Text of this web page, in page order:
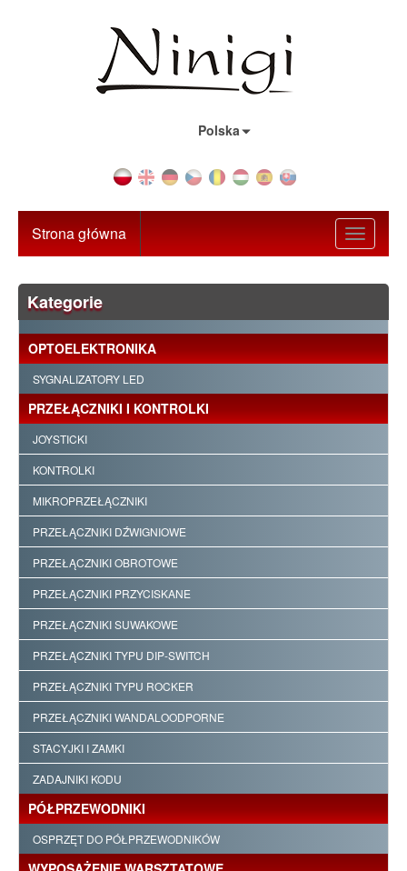
Polska
Toggle
Strona główna
Kategorie
OPTOELEKTRONIKA
SYGNALIZATORY LED
PRZEŁĄCZNIKI I KONTROLKI
JOYSTICKI
KONTROLKI
MIKROPRZEŁĄCZNIKI
PRZEŁĄCZNIKI DŹWIGNIOWE
PRZEŁĄCZNIKI OBROTOWE
PRZEŁĄCZNIKI PRZYCISKANE
PRZEŁĄCZNIKI SUWAKOWE
PRZEŁĄCZNIKI TYPU DIP-SWITCH
PRZEŁĄCZNIKI TYPU ROCKER
PRZEŁĄCZNIKI WANDALOODPORNE
STACYJKI I ZAMKI
ZADAJNIKI KODU
PÓŁPRZEWODNIKI
OSPRZĘT DO PÓŁPRZEWODNIKÓW